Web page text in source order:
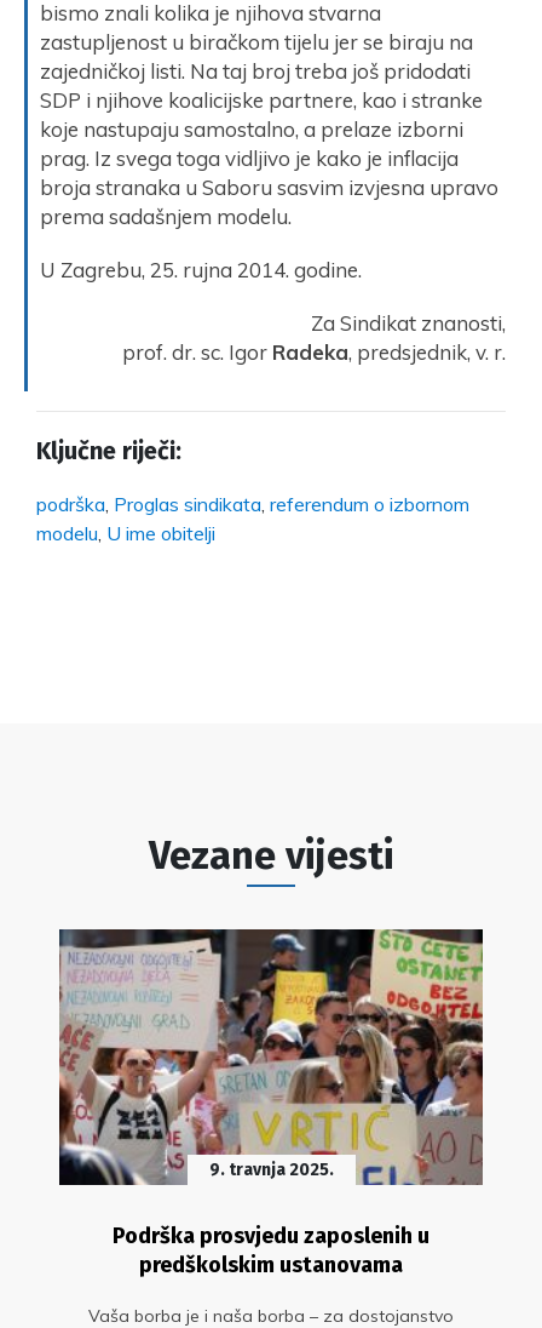
bismo znali kolika je njihova stvarna
zastupljenost u biračkom tijelu jer se biraju na
zajedničkoj listi. Na taj broj treba još pridodati
SDP i njihove koalicijske partnere, kao i stranke
koje nastupaju samostalno, a prelaze izborni
prag. Iz svega toga vidljivo je kako je inflacija
broja stranaka u Saboru sasvim izvjesna upravo
prema sadašnjem modelu.
U Zagrebu, 25. rujna 2014. godine.
Za Sindikat znanosti,
prof. dr. sc. Igor Radeka, predsjednik, v. r.
Ključne riječi:
podrška Proglas sindikata referendum o izbornom
modelu U ime obitelji
Vezane vijesti
9. travnja 2025.
Podrška prosvjedu zaposlenih u
predškolskim ustanovama
Vaša borba je i naša borba – za dostojanstvo